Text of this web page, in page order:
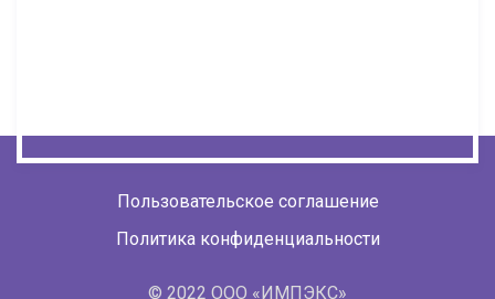
© 2022 ООО «ИМПЭКС»
Пользовательское соглашение
Политика конфиденциальности